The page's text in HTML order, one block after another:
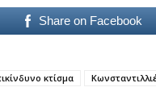
Share on Facebook
κτίσμα